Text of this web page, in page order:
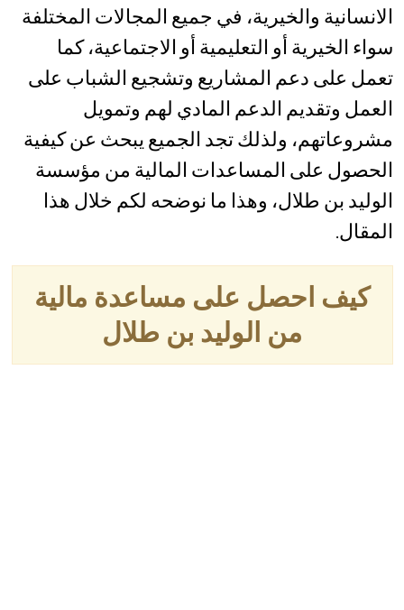
الانسانية والخيرية، في جميع المجالات المختلفة
سواء الخيرية أو التعليمية أو الاجتماعية، كما
تعمل على دعم المشاريع وتشجيع الشباب على
العمل وتقديم الدعم المادي لهم وتمويل
مشروعاتهم، ولذلك تجد الجميع يبحث عن كيفية
الحصول على المساعدات المالية من مؤسسة
الوليد بن طلال، وهذا ما نوضحه لكم خلال هذا
المقال.
كيف احصل على مساعدة مالية
من الوليد بن طلال